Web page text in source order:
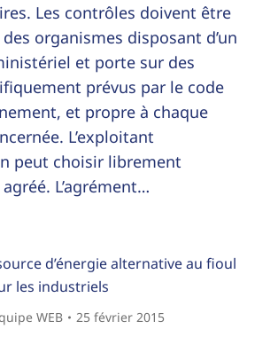
Les contrôles doivent être
organismes disposant d’un
et porte sur des
prévus par le code
et propre à chaque
L’exploitant
peut choisir librement
L’agrément…
d’énergie alternative au fioul
les industriels
WEB 25 février 2015